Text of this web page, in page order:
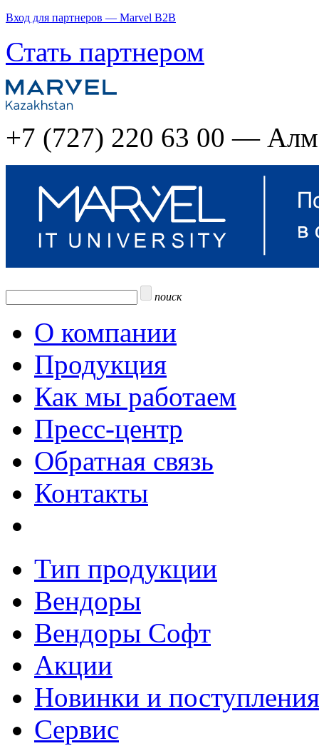
Вход для партнеров — Marvel B2B
Стать партнером
+7 (727) 220 63 00 —
поиск
О компании
Продукция
Как мы работаем
Пресс-центр
Обратная связь
Контакты
Тип продукции
Вендоры
Вендоры Софт
Акции
Новинки и поступления
Сервис